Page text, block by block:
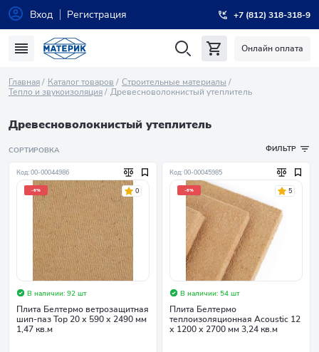
Вход Регистрация +7 (812) 318-318-9
Онлайн оплата
Главная Каталог товаров
Строительные материалы
Тепло и звукоизоляция
Древесноволокнистый утеплитель
Древесноволокнистый утеплитель
СОРТИРОВКА ФИЛЬТР
Код: 00-00044986
-6% 0
В наличии: 92 шт
Плита Белтермо ветрозащитная
шип-паз Тор 20 х 590 х 2490 мм
1,47 кв.м
Код: 00-00045985
-8% 5
В наличии: 54 шт
Плита Белтермо
теплоизоляционная Acoustic 12
х 1200 х 2700 мм 3,24 кв.м